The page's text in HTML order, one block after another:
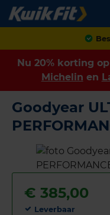
Nu 20% korting op
Michelin en
Goodyear
€ 385,00
Leverbaar